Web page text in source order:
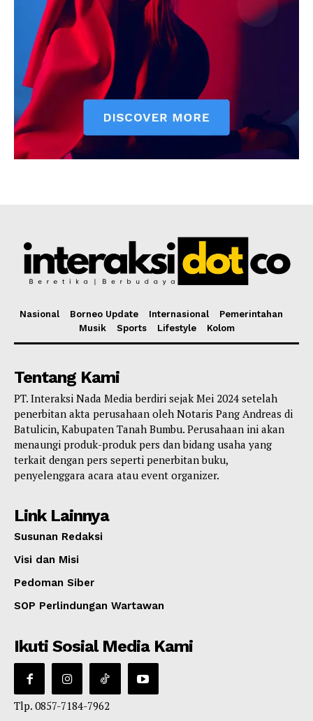
Nasional Borneo Update Internasional
Pemerintahan
Musik
Sports Lifestyle Kolom
Tentang Kami
PT. Interaksi Nada Media berdiri sejak Mei 2024 setelah
penerbitan akta perusahaan oleh Notaris Pang Andreas di
Batulicin, Kabupaten Tanah Bumbu. Perusahaan ini akan
menaungi produk-produk pers dan bidang usaha yang
terkait dengan pers seperti penerbitan buku,
penyelenggara acara atau event organizer.
Link Lainnya
Susunan Redaksi
Visi dan Misi
Pedoman Siber
SOP Perlindungan Wartawan
Ikuti Sosial Media Kami
Tlp. 0857-7184-7962